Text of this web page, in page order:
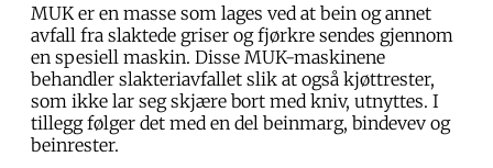
MUK er en masse som lages ved at bein og annet
avfall fra slaktede griser og fjørkre sendes gjennom
en spesiell maskin. Disse MUK-maskinene
behandler slakteriavfallet slik at også kjøttrester,
som ikke lar seg skjære bort med kniv, utnyttes. I
tillegg følger det med en del beinmarg, bindevev og
beinrester.